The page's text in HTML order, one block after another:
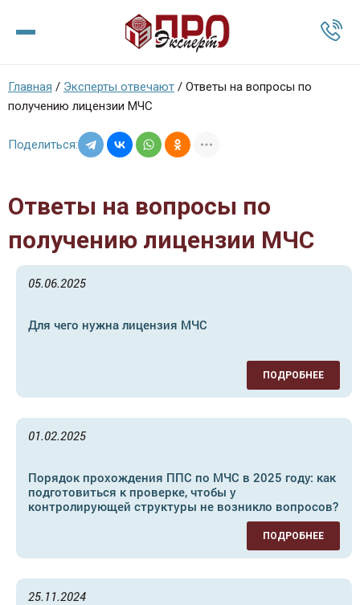
Главная / Эксперты отвечают / Ответы на вопросы по
получению лицензии МЧС
Поделиться:
Ответы на вопросы по
получению лицензии МЧС
05.06.2025
Для чего нужна лицензия МЧС
ПОДРОБНЕЕ
01.02.2025
Порядок прохождения ППС по МЧС в 2025 году: как
подготовиться к проверке, чтобы у
контролирующей структуры не возникло вопросов?
ПОДРОБНЕЕ
25.11.2024